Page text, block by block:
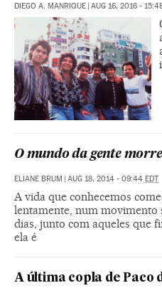
DIEGO A. MANRIQUE | AUG 16, 2016 -
O mundo da gente
ELIANE BRUM | AUG 18, 2014 - 09:44 EDT
A vida que conhecemos
lentamente, num movimento
dias, junto com aqueles que
ela é
A última copla de Paco